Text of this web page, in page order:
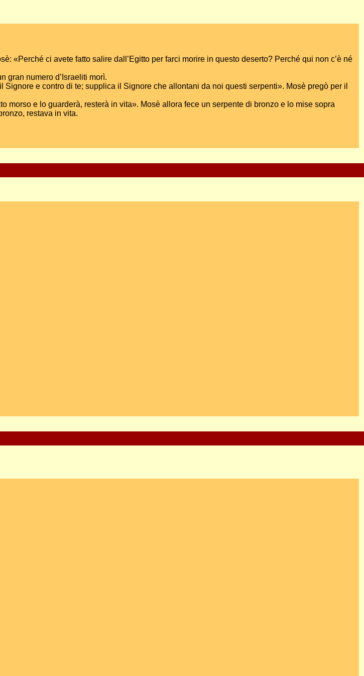
«Perché ci avete fatto salire dall’Egitto per farci morire in questo deserto? Perché qui non c’è né
gran numero d’Israeliti morì.
e contro di te; supplica il Signore che allontani da noi questi serpenti». Mosè pregò per il
morso e lo guarderà, resterà in vita». Mosè allora fece un serpente di bronzo e lo mise sopra
restava in vita.